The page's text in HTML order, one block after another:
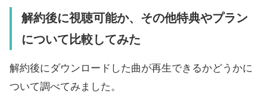
解約後に視聴可能か、その他特典やプラン
について比較してみた
解約後にダウンロードした曲が再生できるかどうかに
ついて調べてみました。